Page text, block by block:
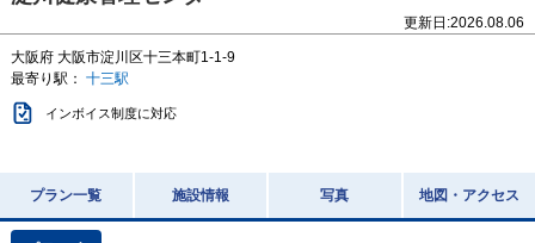
更新日:2026.08.06
大阪府 大阪市淀川区十三本町1-1-9
最寄り駅： 十三駅
インボイス制度に対応
プラン一覧 施設情報 写真 地図・アクセス